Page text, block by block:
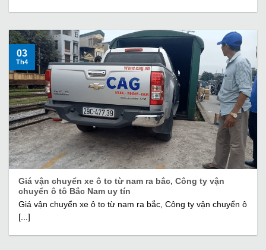
Giá vận chuyển xe ô to từ nam ra bắc, Công ty vận
chuyển ô tô Bắc Nam uy tín
Giá vận chuyển xe ô to từ nam ra bắc, Công ty vận chuyển ô
[...]
03
Th4